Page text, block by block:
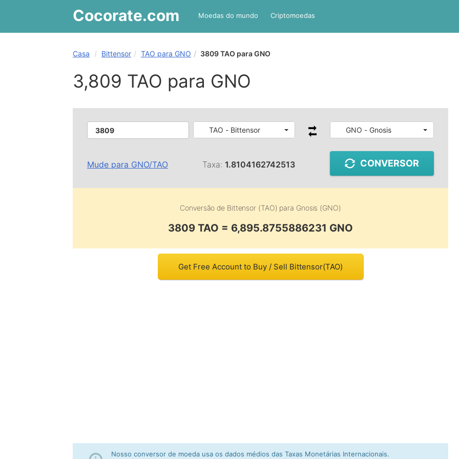
Cocorate.com Moedas do mundo Criptomoedas
Casa Bittensor TAO para GNO 3809 TAO para GNO
3,809 TAO para GNO
TAO - Bittensor GNO - Gnosis
Mude para GNO/TAO Taxa:1.8104162742513 CONVERSOR
Conversão de Bittensor (TAO) para Gnosis (GNO)
3809 TAO = 6,895.8755886231 GNO
Get Free Account to Buy / Sell Bittensor(TAO)
Nosso conversor de moeda usa os dados médios das Taxas Monetárias Internacionais.